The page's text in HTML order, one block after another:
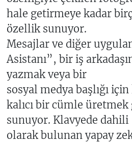
hale getirmeye kadar
özellik sunuyor.
Mesajlar ve diğer
Asistanı”, bir iş
yazmak veya bir
sosyal medya başlığı için
kalıcı bir cümle
sunuyor. Klavyede dahili
olarak bulunan yapay